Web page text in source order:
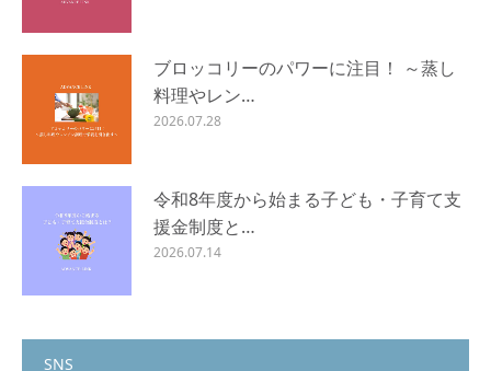
ブロッコリーのパワーに注目！ ～蒸し
料理やレン…
2026.07.28
令和8年度から始まる子ども・子育て支
援金制度と…
2026.07.14
SNS